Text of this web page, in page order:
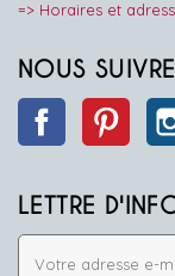
=> Horaires et
NOUS SUIVRE
Facebook
LETTRE